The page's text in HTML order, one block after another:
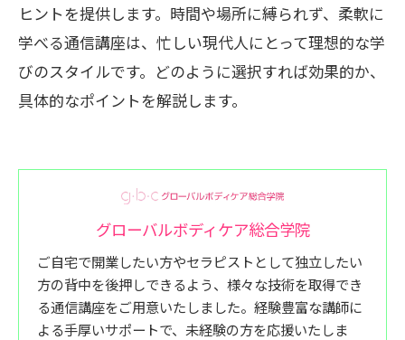
ヒントを提供します。時間や場所に縛られず、柔軟に
学べる通信講座は、忙しい現代人にとって理想的な学
びのスタイルです。どのように選択すれば効果的か、
具体的なポイントを解説します。
グローバルボディケア総合学院
ご自宅で開業したい方やセラピストとして独立したい
方の背中を後押しできるよう、様々な技術を取得でき
る通信講座をご用意いたしました。経験豊富な講師に
よる手厚いサポートで、未経験の方を応援いたしま